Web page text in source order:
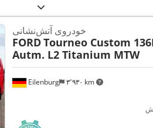
Eilenburg ۳٬۹۳۰ km
خودروی آتش‌نشانی
FORDTourneo Custom
Autm. L2 Titanium MTW